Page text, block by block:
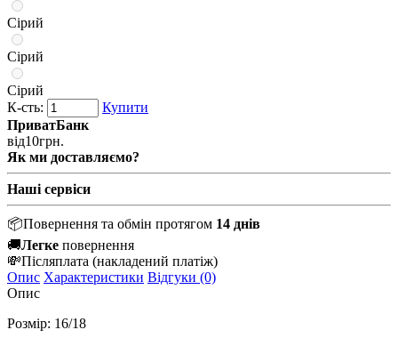
Сірий
Сірий
Сірий
К-сть:
Купити
ПриватБанк
від10грн.
Як ми доставляємо?
Наші сервіси
📦Повернення та обмін протягом 14 днів
🚚Легке повернення
💸Післяплата (накладений платіж)
Опис Характеристики Відгуки (0)
Опис
Розмір: 16/18